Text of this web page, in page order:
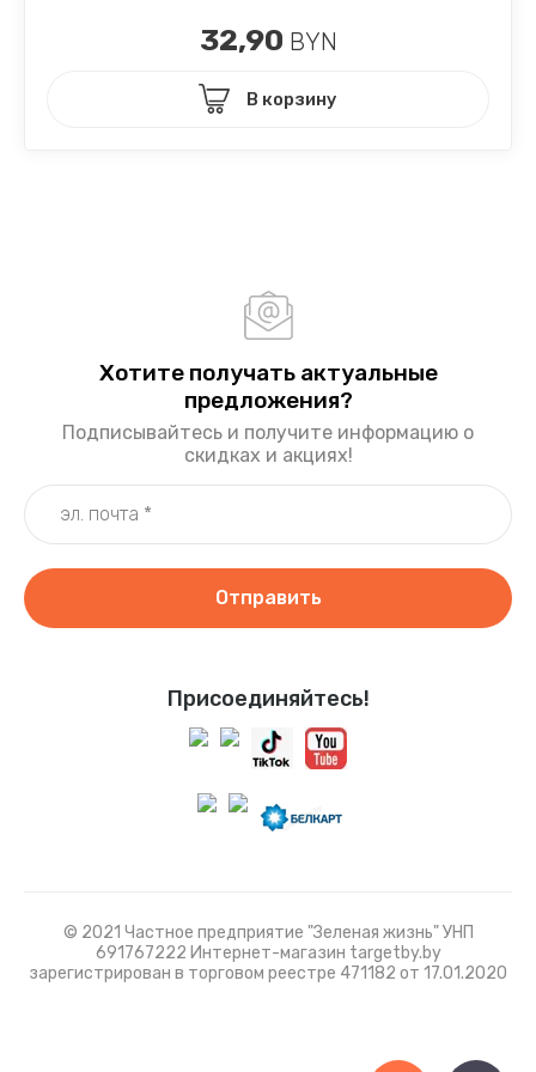
32,90 BYN
В корзину
Присоединяйтесь!
Хотите получать актуальные
предложения?
Подписывайтесь и получите информацию о
скидках и акциях!
Отправить
© 2021 Частное предприятие "Зеленая жизнь" УНП
691767222 Интернет-магазин targetby.by
зарегистрирован в торговом реестре 471182 от 17.01.2020